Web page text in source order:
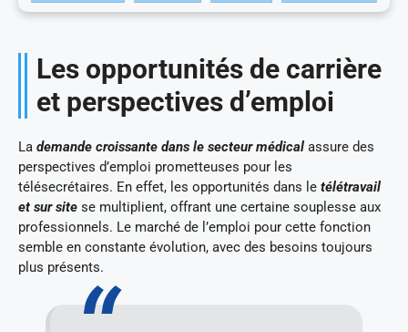
Les opportunités de carrière
et perspectives d’emploi
La demande croissante dans le secteur médical assure des
perspectives d’emploi prometteuses pour les
télésecrétaires. En effet, les opportunités dans le télétravail
et sur site se multiplient, offrant une certaine souplesse aux
professionnels. Le marché de l’emploi pour cette fonction
semble en constante évolution, avec des besoins toujours
plus présents.